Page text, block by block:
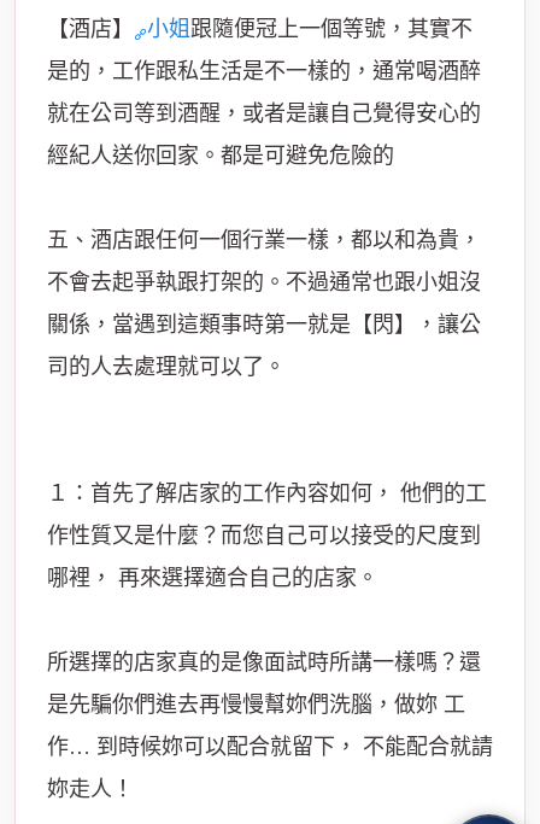
【酒店】
小姐跟隨便冠上一個等號，其實不
是的，工作跟私生活是不一樣的，通常喝酒醉
就在公司等到酒醒，或者是讓自己覺得安心的
經紀人送你回家。都是可避免危險的
五、酒店跟任何一個行業一樣，都以和為貴，
不會去起爭執跟打架的。不過通常也跟小姐沒
關係，當遇到這類事時第一就是【閃】，讓公
司的人去處理就可以了。
１：首先了解店家的工作內容如何， 他們的工
作性質又是什麼？而您自己可以接受的尺度到
哪裡， 再來選擇適合自己的店家。
所選擇的店家真的是像面試時所講一樣嗎？還
是先騙你們進去再慢慢幫妳們洗腦，做妳 工
作… 到時候妳可以配合就留下， 不能配合就請
妳走人！